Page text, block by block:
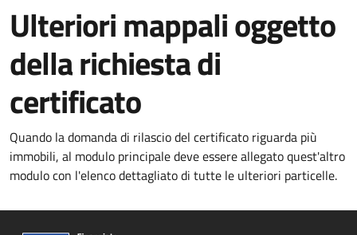
Ulteriori mappali oggetto
della richiesta di
certificato
Quando la domanda di rilascio del certificato riguarda più
immobili, al modulo principale deve essere allegato quest'altro
modulo con l'elenco dettagliato di tutte le ulteriori particelle.